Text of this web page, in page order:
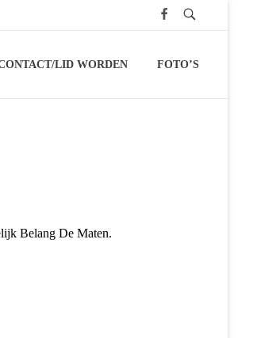
LID WORDEN FOTO’S
maart.
Belang De Maten.